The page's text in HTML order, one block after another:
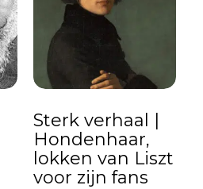
Sterk verhaal |
Hondenhaar,
lokken van Liszt
voor zijn fans